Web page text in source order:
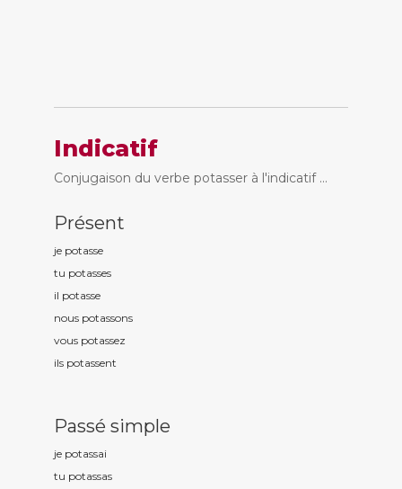
Indicatif
Conjugaison du verbe potasser à l'indicatif ...
Présent
je potasse
tu potasses
il potasse
nous potassons
vous potassez
ils potassent
Passé simple
je potassai
tu potassas